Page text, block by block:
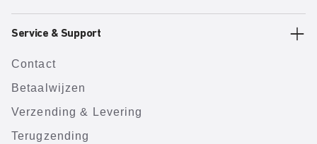
Service & Support
Contact
Betaalwijzen
Verzending & Levering
Terugzending